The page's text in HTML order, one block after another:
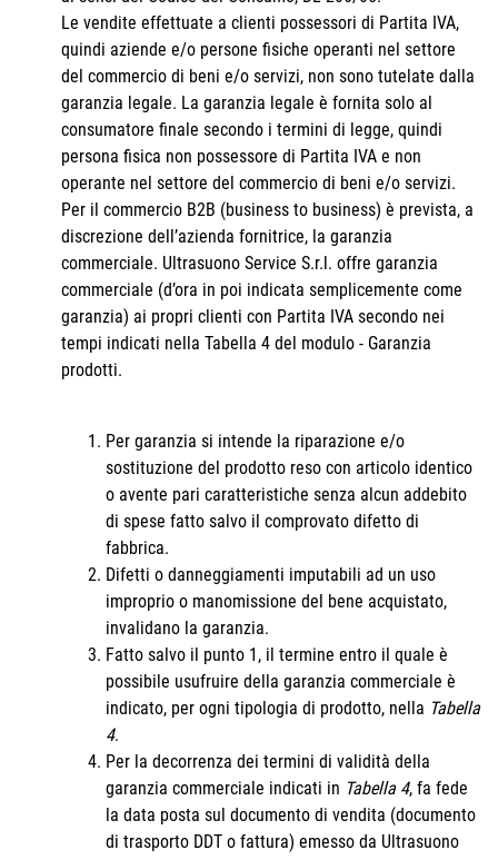
Le vendite effettuate a clienti possessori di Partita IVA,
quindi aziende e/o persone fisiche operanti nel settore
del commercio di beni e/o servizi, non sono tutelate dalla
garanzia legale. La garanzia legale è fornita solo al
consumatore finale secondo i termini di legge, quindi
persona fisica non possessore di Partita IVA e non
operante nel settore del commercio di beni e/o servizi.
Per il commercio B2B (business to business) è prevista, a
discrezione dell’azienda fornitrice, la garanzia
commerciale. Ultrasuono Service S.r.l. offre garanzia
commerciale (d’ora in poi indicata semplicemente come
garanzia) ai propri clienti con Partita IVA secondo nei
tempi indicati nella Tabella 4 del modulo - Garanzia
prodotti.
Per garanzia si intende la riparazione e/o
sostituzione del prodotto reso con articolo identico
o avente pari caratteristiche senza alcun addebito
di spese fatto salvo il comprovato difetto di
fabbrica.
Difetti o danneggiamenti imputabili ad un uso
improprio o manomissione del bene acquistato,
invalidano la garanzia.
Fatto salvo il punto 1, il termine entro il quale è
possibile usufruire della garanzia commerciale è
indicato, per ogni tipologia di prodotto, nella Tabella
4.
Per la decorrenza dei termini di validità della
garanzia commerciale indicati in Tabella 4, fa fede
la data posta sul documento di vendita (documento
di trasporto DDT o fattura) emesso da Ultrasuono